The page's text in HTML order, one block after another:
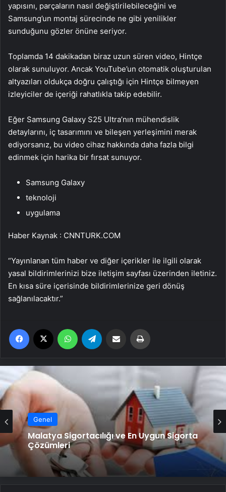
yapısını, parçaların nasıl değiştirilebileceğini ve
Samsung’un montaj sürecinde ne gibi yenilikler
sunduğunu gözler önüne seriyor.
Toplamda 14 dakikadan biraz uzun süren video, Hintçe
olarak sunuluyor. Ancak YouTube’un otomatik oluşturulan
altyazıları oldukça doğru çalıştığı için Hintçe bilmeyen
izleyiciler de içeriği rahatlıkla takip edebilir.
Eğer Samsung Galaxy S25 Ultra’nın mühendislik
detaylarını, iç tasarımını ve bileşen yerleşimini merak
ediyorsanız, bu video cihaz hakkında daha fazla bilgi
edinmek için harika bir fırsat sunuyor.
Samsung Galaxy
teknoloji
uygulama
Haber Kaynak : CNNTURK.COM
“Yayınlanan tüm haber ve diğer içerikler ile ilgili olarak
yasal bildirimlerinizi bize iletişim sayfası üzerinden iletiniz.
En kısa süre içerisinde bildirimlerinize geri dönüş
sağlanılacaktır.”
Facebook WhatsApp Email'den paylaş
Genel
Malatya Sigortacılığı ve En Uygun Sigorta
Çözümleri